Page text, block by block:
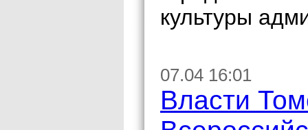
культуры
07.04 16:01
Власти